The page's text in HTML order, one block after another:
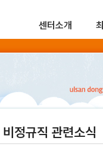
센터소개
비정규직 관련소식